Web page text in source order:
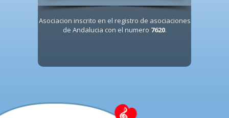
Asociacion inscrito en el registro de asociaciones
de Andalucia con el numero 7620.